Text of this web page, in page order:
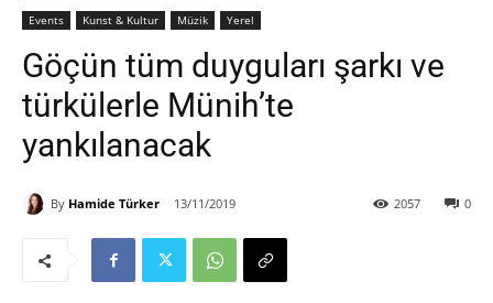
Events Kunst & Kultur Müzik Yerel
Göçün tüm duyguları şarkı ve
türkülerle Münih’te
yankılanacak
By Hamide Türker 13/11/2019 0
2057